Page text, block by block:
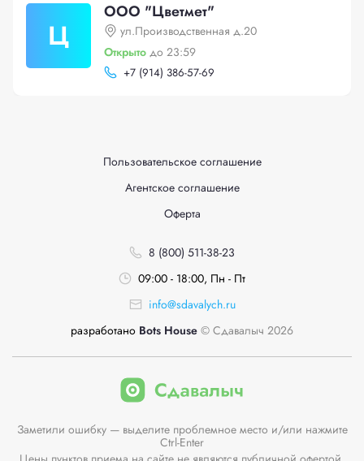
Ц
ООО "Цветмет"
ул.Производственная д.20
Открыто до 23:59
+7 (914) 386-57-69
Пользовательское соглашение
Агентское соглашение
Оферта
8 (800) 511-38-23
09:00 - 18:00, Пн - Пт
info@sdavalych.ru
разработано Bots House © Сдавалыч 2026
Заметили ошибку — выделите проблемное место и/или нажмите
Ctrl-Enter